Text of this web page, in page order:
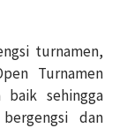
turnamen,
Turnamen
baik sehingga
dan